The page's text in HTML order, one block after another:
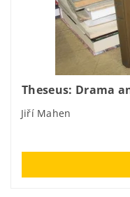
Theseus: Drama
Jiří Mahen